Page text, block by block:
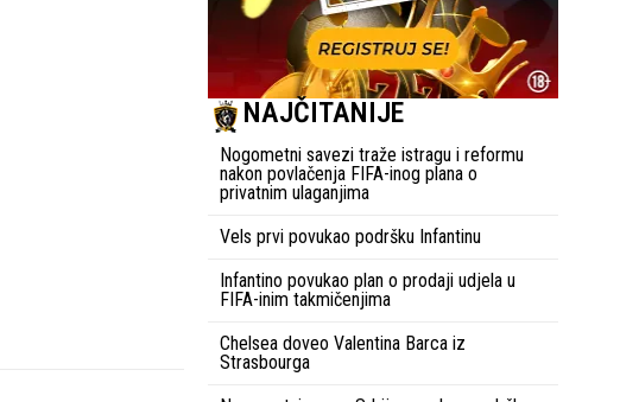
NAJČITANIJE
Nogometni savezi traže istragu i reformu
nakon povlačenja FIFA-inog plana o
privatnim ulaganjima
Vels prvi povukao podršku Infantinu
Infantino povukao plan o prodaji udjela u
FIFA-inim takmičenjima
Chelsea doveo Valentina Barca iz
Strasbourga